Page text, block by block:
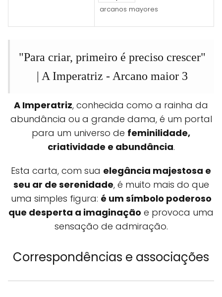
arcanos mayores
"Para criar, primeiro é preciso crescer"
A Imperatriz - Arcano maior 3
A Imperatriz, conhecida como a rainha da
abundância ou a grande dama, é um portal
para um universo de feminilidade,
criatividade e abundância.
Esta carta, com sua elegância majestosa e
seu ar de serenidade, é muito mais do que
uma simples figura: é um símbolo poderoso
que desperta a imaginação e provoca uma
sensação de admiração.
Correspondências e associações